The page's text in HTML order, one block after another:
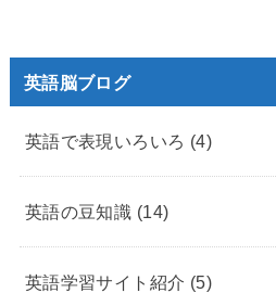
英語脳ブログ
英語で表現いろいろ (4)
英語の豆知識 (14)
英語学習サイト紹介 (5)